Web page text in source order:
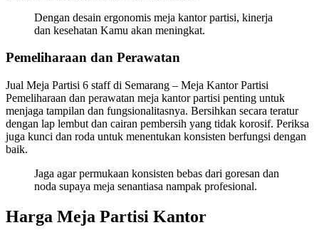
Dengan desain ergonomis meja kantor partisi, kinerja
dan kesehatan Kamu akan meningkat.
Pemeliharaan dan Perawatan
Jual Meja Partisi 6 staff di Semarang – Meja Kantor Partisi
Pemeliharaan dan perawatan meja kantor partisi penting untuk
menjaga tampilan dan fungsionalitasnya. Bersihkan secara teratur
dengan lap lembut dan cairan pembersih yang tidak korosif. Periksa
juga kunci dan roda untuk menentukan konsisten berfungsi dengan
baik.
Jaga agar permukaan konsisten bebas dari goresan dan
noda supaya meja senantiasa nampak profesional.
Harga Meja Partisi Kantor